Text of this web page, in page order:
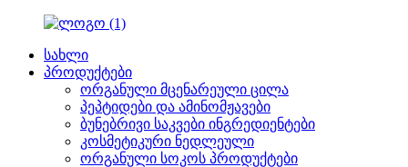
სახლი
პროდუქტები
ორგანული მცენარეული ცილა
პეპტიდები და ამინომჟავები
ბუნებრივი საკვები ინგრედიენტები
კოსმეტიკური ნედლეული
ორგანული სოკოს პროდუქტები